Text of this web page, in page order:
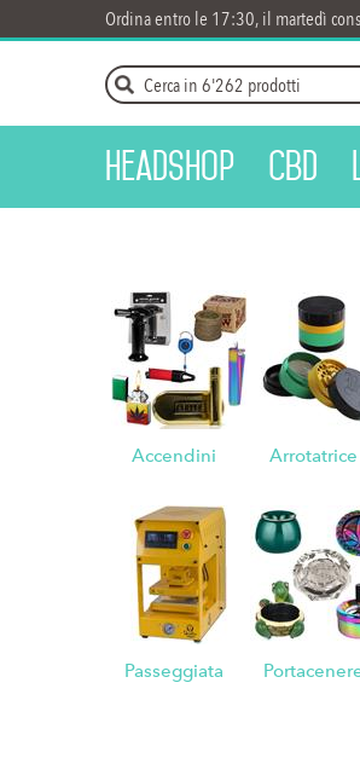
Ordina entro le 17:30, il martedì
Headshop CBD
Accendini Arrotatrice
Passeggiata